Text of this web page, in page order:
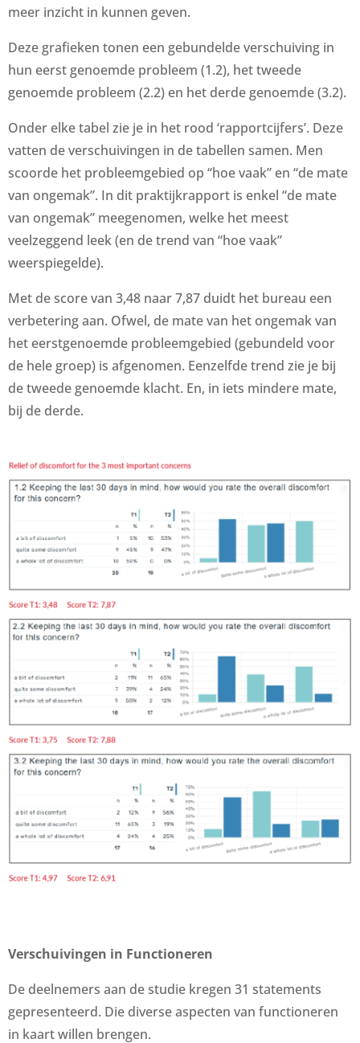
meer inzicht in kunnen geven.
Deze grafieken tonen een gebundelde verschuiving in
hun eerst genoemde probleem (1.2), het tweede
genoemde probleem (2.2) en het derde genoemde (3.2).
Onder elke tabel zie je in het rood ‘rapportcijfers’. Deze
vatten de verschuivingen in de tabellen samen. Men
scoorde het probleemgebied op “hoe vaak” en “de mate
van ongemak”. In dit praktijkrapport is enkel “de mate
van ongemak” meegenomen, welke het meest
veelzeggend leek (en de trend van “hoe vaak”
weerspiegelde).
Met de score van 3,48 naar 7,87 duidt het bureau een
verbetering aan. Ofwel, de mate van het ongemak van
het eerstgenoemde probleemgebied (gebundeld voor
de hele groep) is afgenomen. Eenzelfde trend zie je bij
de tweede genoemde klacht. En, in iets mindere mate,
bij de derde.
Verschuivingen in Functioneren
De deelnemers aan de studie kregen 31 statements
gepresenteerd. Die diverse aspecten van functioneren
in kaart willen brengen.